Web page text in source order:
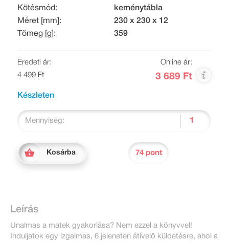
Kötésmód:
keménytábla
Méret [mm]:
230 x 230 x 12
Tömeg [g]:
359
Eredeti ár:
4 499 Ft
Online ár:
3 689 Ft
Készleten
Mennyiség:
Kosárba 74 pont
Leírás
Unalmas a matek gyakorlása? Nem ezzel a könyvvel!
Induljatok egy izgalmas, 6 jeleneten átívelő küldetésre, ahol a